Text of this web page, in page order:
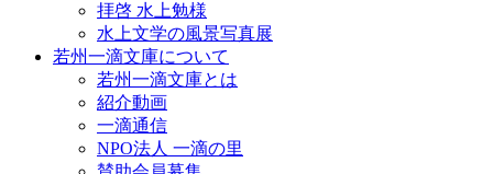
拝啓 水上勉様
水上文学の風景写真展
若州一滴文庫について
若州一滴文庫とは
紹介動画
一滴通信
NPO法人 一滴の里